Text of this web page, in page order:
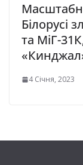
Білорусі
та МіГ-
4 Січня, 2023